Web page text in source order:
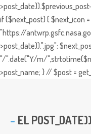
if ($next_post) { $next_icon =
"https://
>post_date)).".jpg";
"/".date("Y/m/
>post_name; } // $post =
EL